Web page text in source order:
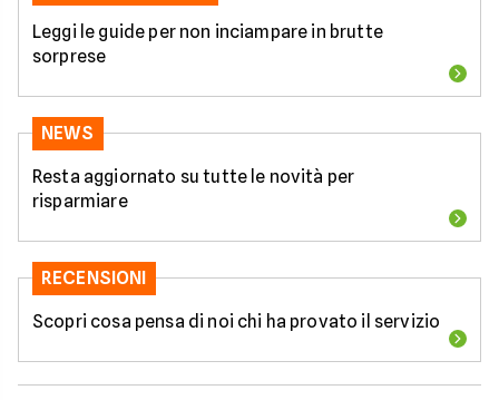
Leggi le guide per non inciampare in brutte
sorprese
NEWS
Resta aggiornato su tutte le novità per
risparmiare
RECENSIONI
Scopri cosa pensa di noi chi ha provato il servizio